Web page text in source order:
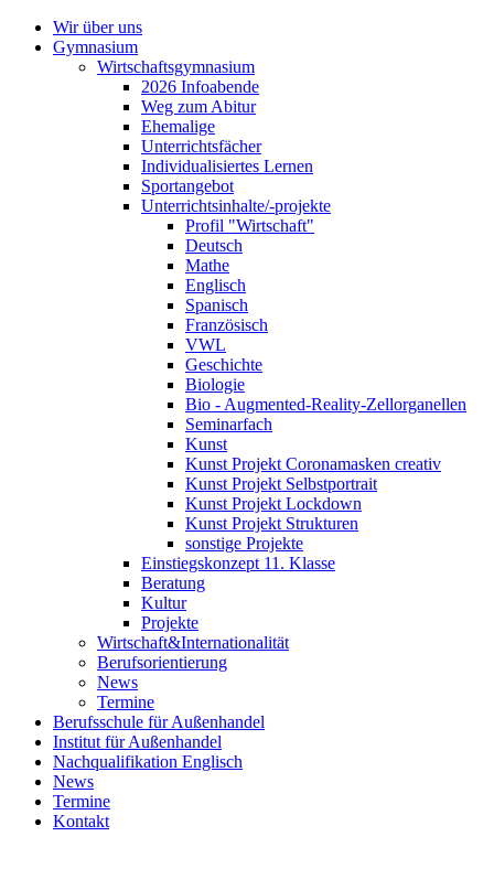
Wir über uns
Gymnasium
Wirtschaftsgymnasium
2026 Infoabende
Weg zum Abitur
Ehemalige
Unterrichtsfächer
Individualisiertes Lernen
Sportangebot
Unterrichtsinhalte/-projekte
Profil "Wirtschaft"
Deutsch
Mathe
Englisch
Spanisch
Französisch
VWL
Geschichte
Biologie
Bio - Augmented-Reality-Zellorganellen
Seminarfach
Kunst
Kunst Projekt Coronamasken creativ
Kunst Projekt Selbstportrait
Kunst Projekt Lockdown
Kunst Projekt Strukturen
sonstige Projekte
Einstiegskonzept 11. Klasse
Beratung
Kultur
Projekte
Wirtschaft&Internationalität
Berufsorientierung
News
Termine
Berufsschule für Außenhandel
Institut für Außenhandel
Nachqualifikation Englisch
News
Termine
Kontakt